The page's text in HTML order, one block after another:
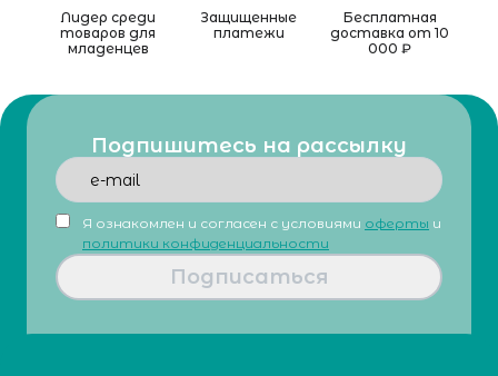
Лидер среди
товаров для
младенцев
Защищенные
платежи
Бесплатная
доставка от 10
000 ₽
Подпишитесь на рассылку
Я ознакомлен и согласен с условиями оферты и
политики конфиденциальности
Подписаться